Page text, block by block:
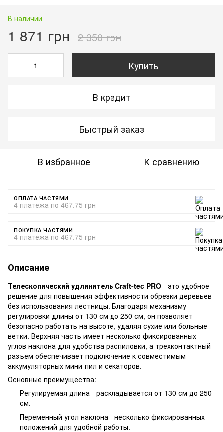
В наличии
1 871 грн 2 350 грн
Купить
В кредит
Быстрый заказ
В избранное К сравнению
ОПЛАТА ЧАСТЯМИ
4 платежа по 467.75 грн
ПОКУПКА ЧАСТЯМИ
4 платежа по 467.75 грн
Описание
Телескопический удлинитель Craft-tec PRO - это удобное
решение для повышения эффективности обрезки деревьев
без использования лестницы. Благодаря механизму
регулировки длины от 130 см до 250 см, он позволяет
безопасно работать на высоте, удаляя сухие или больные
ветки. Верхняя часть имеет несколько фиксированных
углов наклона для удобства распиловки, а трехконтактный
разъем обеспечивает подключение к совместимым
аккумуляторных мини-пил и секаторов.
Основные преимущества:
Регулируемая длина - раскладывается от 130 см до 250
см.
Переменный угол наклона - несколько фиксированных
положений для удобной работы.